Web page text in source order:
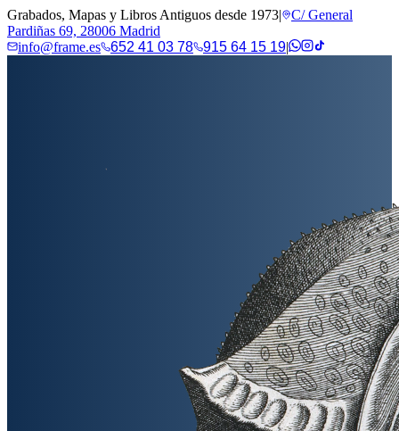
Grabados, Mapas y Libros Antiguos desde 1973|
C/ General
Pardiñas 69, 28006 Madrid
info@frame.es
652 41 03 78 915 64 15 19|